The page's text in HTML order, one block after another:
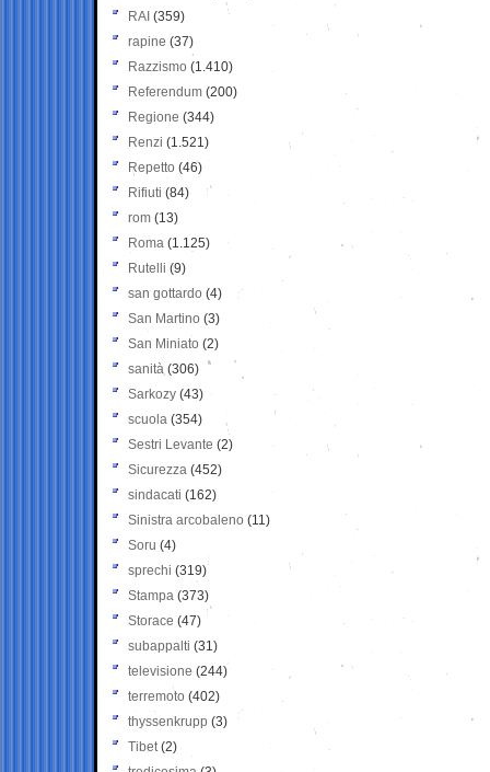
RAI (359)
rapine (37)
Razzismo (1.410)
Referendum (200)
Regione (344)
Renzi (1.521)
Repetto (46)
Rifiuti (84)
rom (13)
Roma (1.125)
Rutelli (9)
san gottardo (4)
San Martino (3)
San Miniato (2)
sanità (306)
Sarkozy (43)
scuola (354)
Sestri Levante (2)
Sicurezza (452)
sindacati (162)
Sinistra arcobaleno (11)
Soru (4)
sprechi (319)
Stampa (373)
Storace (47)
subappalti (31)
televisione(244)
terremoto (402)
thyssenkrupp (3)
Tibet(2)